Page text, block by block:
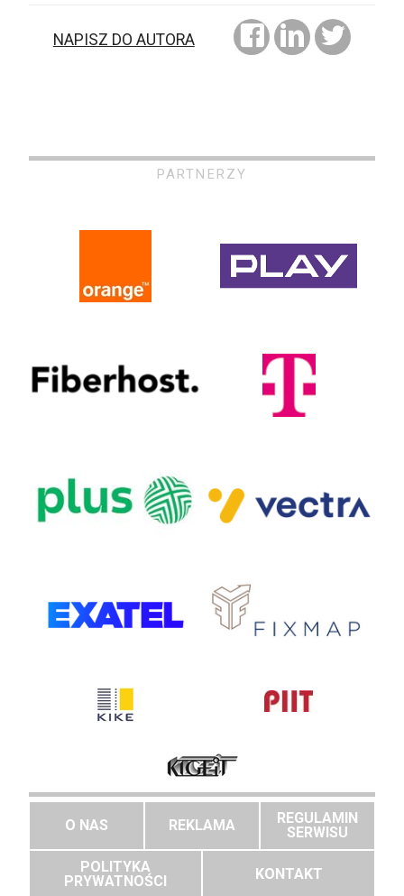
NAPISZ DO AUTORA
PARTNERZY
O NAS REKLAMA
REGULAMIN
SERWISU
POLITYKA
PRYWATNOŚCI
KONTAKT